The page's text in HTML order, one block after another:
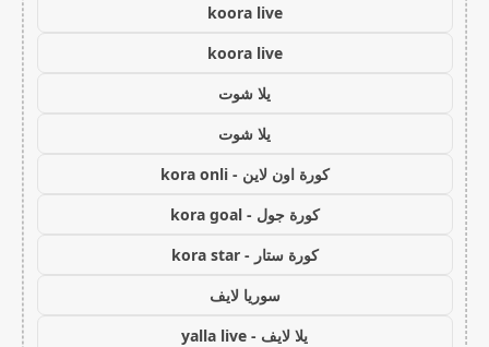
koora live
koora live
يلا شوت
يلا شوت
كورة اون لاين - kora onli
كورة جول - kora goal
كورة ستار - kora star
سوريا لايف
يلا لايف - yalla live